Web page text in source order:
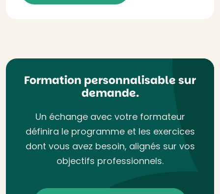
Formation personnalisable sur
demande.
Un échange avec votre formateur
définira le programme et les exercices
dont vous avez besoin, alignés sur vos
objectifs professionnels.